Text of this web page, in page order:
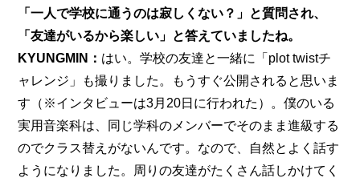
「一人で学校に通うのは寂しくない？」と質問され、
「友達がいるから楽しい」と答えていましたね。
KYUNGMIN： はい。学校の友達と一緒に「plot twistチ
ャレンジ」も撮りました。もうすぐ公開されると思いま
す（※インタビューは3月20日に行われた）。僕のいる
実用音楽科は、同じ学科のメンバーでそのまま進級する
のでクラス替えがないんです。なので、自然とよく話す
ようになりました。周りの友達がたくさん話しかけてく